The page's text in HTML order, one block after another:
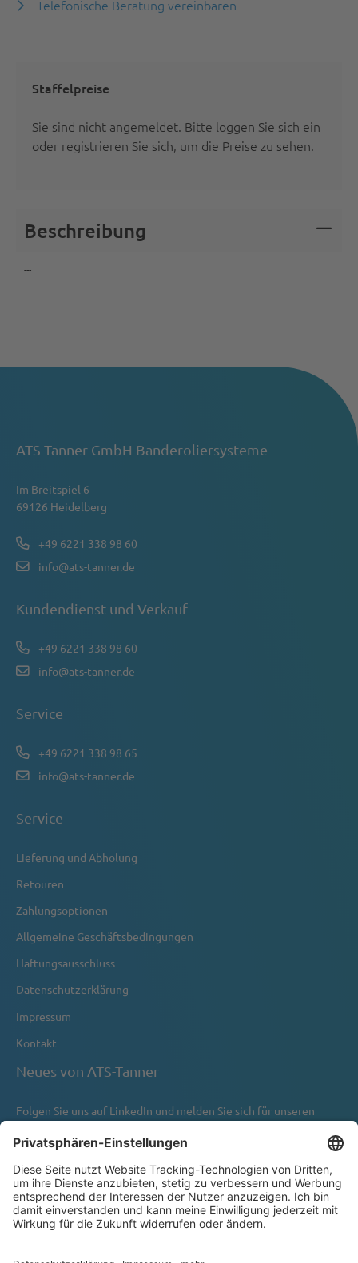
Telefonische Beratung vereinbaren
Staffelpreise
Sie sind nicht angemeldet. Bitte loggen Sie sich ein
oder registrieren Sie sich, um die Preise zu sehen.
Beschreibung
---
ATS-Tanner GmbH Banderoliersysteme
Im Breitspiel 6
69126 Heidelberg
+49 6221 338 98 60
info@ats-tanner.de
Kundendienst und Verkauf
+49 6221 338 98 60
info@ats-tanner.de
Service
+49 6221 338 98 65
info@ats-tanner.de
Service
Lieferung und Abholung
Retouren
Zahlungsoptionen
Allgemeine Geschäftsbedingungen
Haftungsausschluss
Datenschutzerklärung
Impressum
Kontakt
Neues von ATS-Tanner
Folgen Sie uns aufLinkedIn und melden Sie sich für unseren
Newsletter